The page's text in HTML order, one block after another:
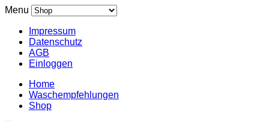
Menu
Impressum
Datenschutz
AGB
Einloggen
Home
Waschempfehlungen
Shop